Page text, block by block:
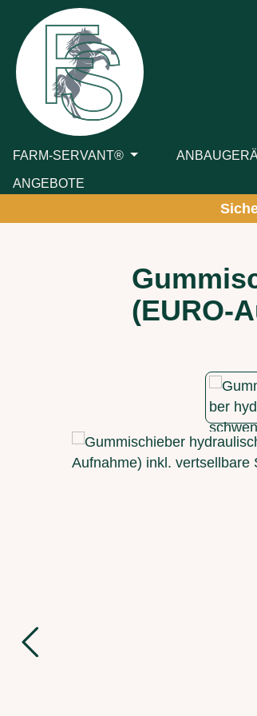
Hauptinhalt springen
Zur Suche springen
Zur Hauptnavigation springen
FARM-SERVANT®
ANGEBOTE
(EURO-